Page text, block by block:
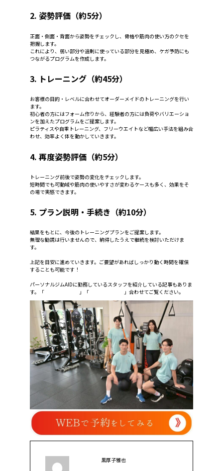
2. 姿勢評価（約5分）
正面・側面・背面から姿勢をチェックし、骨格や筋肉の使い方のクセを
把握します。
これにより、弱い部分や過剰に使っている部分を見極め、ケガ予防にも
つながるプログラムを作成します。
3. トレーニング（約45分）
お客様の目的・レベルに合わせてオーダーメイドのトレーニングを行い
ます。
初心者の方にはフォーム作りから、経験者の方には負荷やバリエーショ
ンを加えたプログラムをご提案します。
ピラティスや自重トレーニング、フリーウエイトなど幅広い手法を組み合
わせ、効率よく体を動かしていきます。
4. 再度姿勢評価（約5分）
トレーニング前後で姿勢の変化をチェックします。
短時間でも可動域や筋肉の使いやすさが変わるケースも多く、効果をそ
の場で実感できます。
5. プラン説明・手続き（約10分）
結果をもとに、今後のトレーニングプランをご提案します。
無理な勧誘は行いませんので、納得したうえで継続を検討いただけま
す。
上記を目安に進めていきます。ご要望があればしっかり動く時間を確保
することも可能です！
パーソナルジムAIDに勤務しているスタッフを紹介している記事もありま
す。「
」「 」合わせてご覧ください。
黒厚子雅也